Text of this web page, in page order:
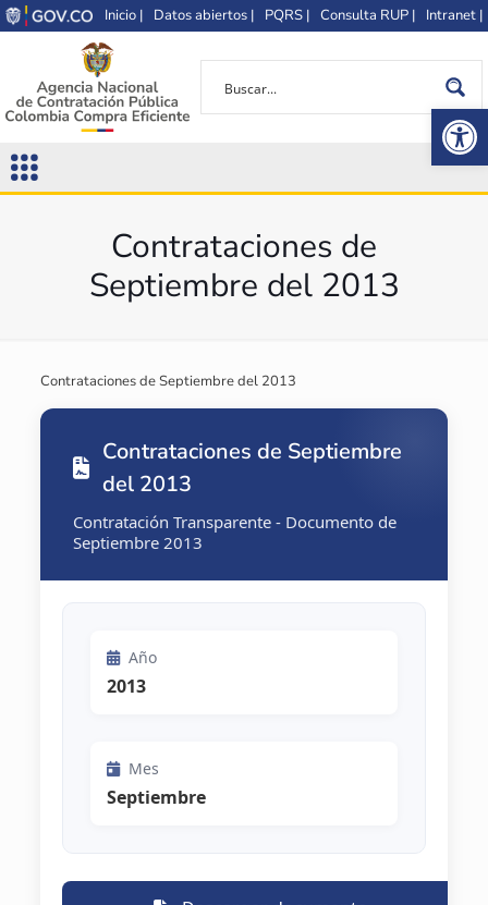
Inicio | Datos abiertos | PQRS | Consulta RUP | Intranet |
Contrataciones de
Septiembre del 2013
Contrataciones de Septiembre del 2013
Contrataciones de Septiembre
del 2013
Contratación Transparente - Documento de
Septiembre 2013
Año
2013
Mes
Septiembre